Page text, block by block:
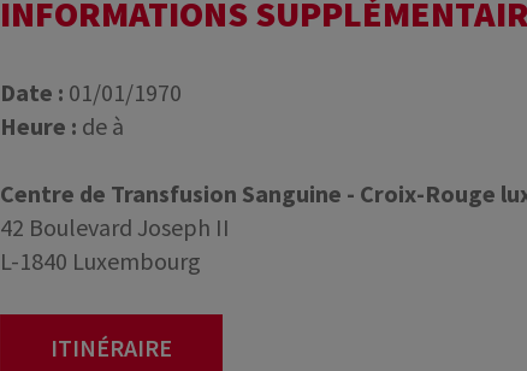
INFORMATIONS
Date : 01/01/1970
Heure : de à
Centre de Transfusion Sanguine - Croix-Rouge
42 Boulevard Joseph II
L-1840 Luxembourg
ITINÉRAIRE